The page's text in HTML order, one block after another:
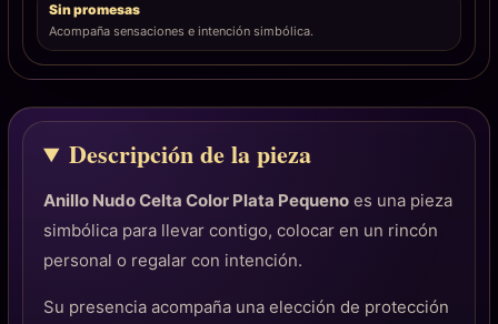
Sin promesas
Acompaña sensaciones e intención simbólica.
Descripción de la pieza
Anillo Nudo Celta Color Plata Pequeno es una pieza
simbólica para llevar contigo, colocar en un rincón
personal o regalar con intención.
Su presencia acompaña una elección de protección